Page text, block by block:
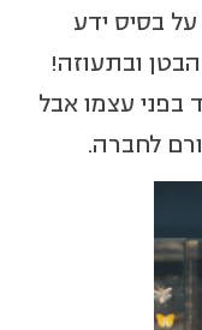
בסיס ידע
ובתעוזה!
בפני עצמו אבל
לחברה.